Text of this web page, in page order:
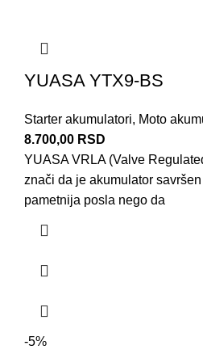
YUASA YTX9-BS
Starter akumulatori, Moto
8.700,00 RSD
YUASA VRLA (Valve
znači da je akumulator
pametnija posla nego da
-5%